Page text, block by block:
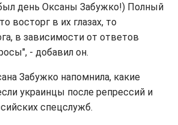
день Оксаны Забужко!) Полный
восторг в их глазах, то
в зависимости от ответов
- добавил он.
Забужко напомнила, какие
украинцы после репрессий и
спецслужб.